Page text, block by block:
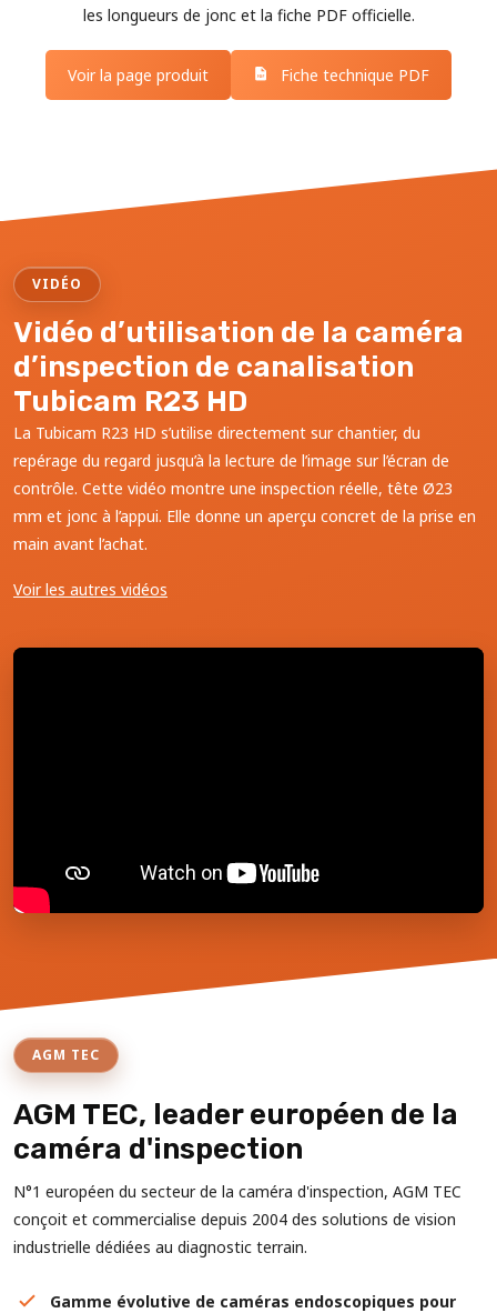
les longueurs de jonc et la fiche PDF officielle.
Voir la page produit Fiche technique PDF
VIDÉO
Vidéo d’utilisation de la caméra
d’inspection de canalisation
Tubicam R23 HD
La Tubicam R23 HD s’utilise directement sur chantier, du
repérage du regard jusqu’à la lecture de l’image sur l’écran de
contrôle. Cette vidéo montre une inspection réelle, tête Ø23
mm et jonc à l’appui. Elle donne un aperçu concret de la prise en
main avant l’achat.
Voir les autres vidéos
AGM TEC
AGM TEC, leader européen de la
caméra d'inspection
N°1 européen du secteur de la caméra d'inspection, AGM TEC
conçoit et commercialise depuis 2004 des solutions de vision
industrielle dédiées au diagnostic terrain.
Gamme évolutive de caméras endoscopiques pour